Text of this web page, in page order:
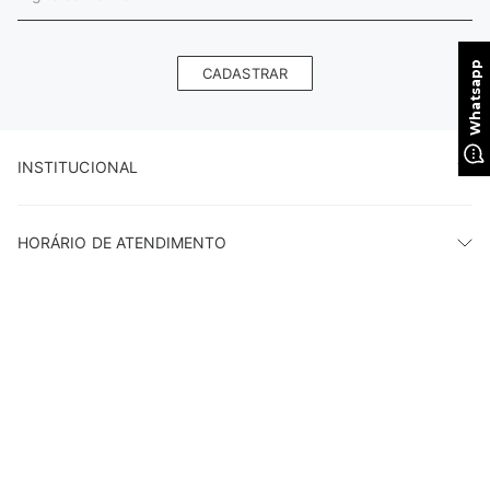
CADASTRAR
INSTITUCIONAL
HORÁRIO DE ATENDIMENTO